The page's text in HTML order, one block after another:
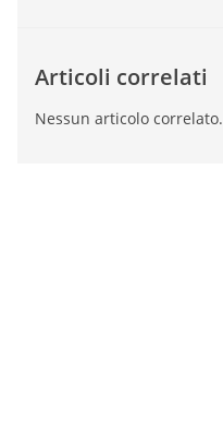
Articoli correlati
Nessun articolo correlato.